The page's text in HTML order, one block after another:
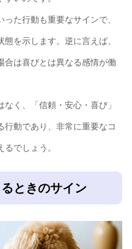
た行動も重要なサインで、
を示します。逆に言えば、
合は喜びとは異なる感情が働
く、「信頼・安心・喜び」
行動であり、非常に重要なコ
でしょう。
ときのサイン